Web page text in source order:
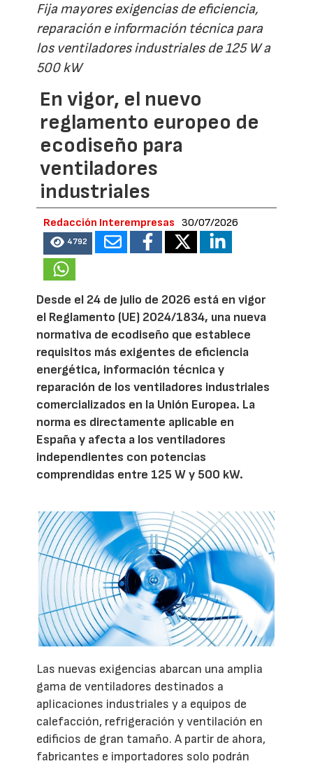
Fija mayores exigencias de eficiencia,
reparación e información técnica para
los ventiladores industriales de 125 W a
500 kW
En vigor, el nuevo
reglamento europeo de
ecodiseño para
ventiladores
industriales
Redacción Interempresas 30/07/2026
4792
Desde el 24 de julio de 2026 está en vigor
el Reglamento (UE) 2024/1834, una nueva
normativa de ecodiseño que establece
requisitos más exigentes de eficiencia
energética, información técnica y
reparación de los ventiladores industriales
comercializados en la Unión Europea. La
norma es directamente aplicable en
España y afecta a los ventiladores
independientes con potencias
comprendidas entre 125 W y 500 kW.
Las nuevas exigencias abarcan una amplia
gama de ventiladores destinados a
aplicaciones industriales y a equipos de
calefacción, refrigeración y ventilación en
edificios de gran tamaño. A partir de ahora,
fabricantes e importadores solo podrán